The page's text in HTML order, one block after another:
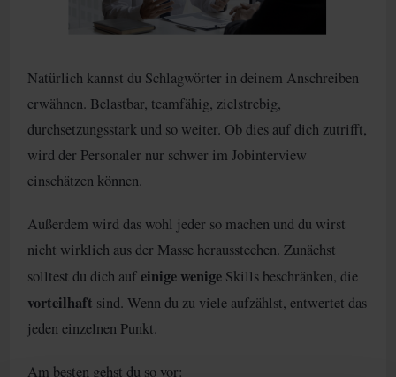
Natürlich kannst du Schlagwörter in deinem Anschreiben
erwähnen. Belastbar, teamfähig, zielstrebig,
durchsetzungsstark und so weiter. Ob dies auf dich zutrifft,
wird der Personaler nur schwer im Jobinterview
einschätzen können.
Außerdem wird das wohl jeder so machen und du wirst
nicht wirklich aus der Masse herausstechen. Zunächst
solltest du dich aufeinige wenige Skills beschränken, die
vorteilhaft sind. Wenn du zu viele aufzählst, entwertet das
jeden einzelnen Punkt.
Am besten gehst du so vor: